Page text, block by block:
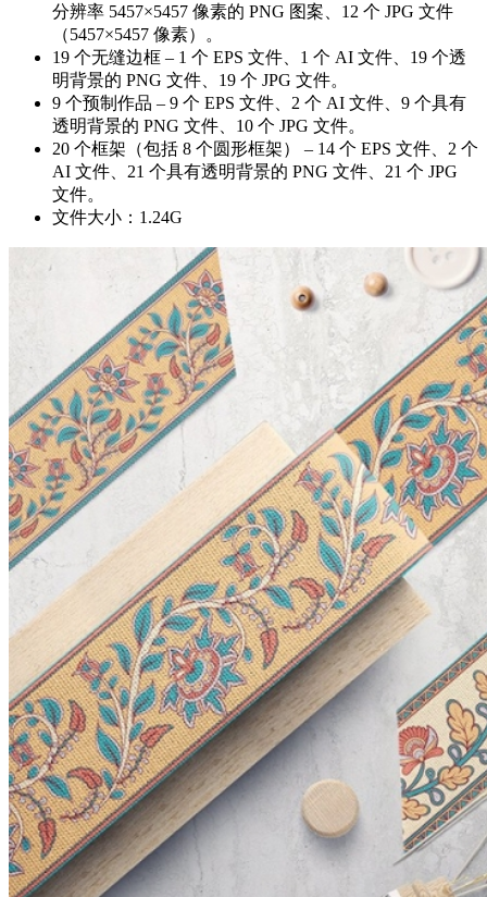
分辨率 5457×5457 像素的 PNG 图案、12 个 JPG 文件
（5457×5457 像素）。
19 个无缝边框 – 1 个 EPS 文件、1 个 AI 文件、19 个透
明背景的 PNG 文件、19 个 JPG 文件。
9 个预制作品 – 9 个 EPS 文件、2 个 AI 文件、9 个具有
透明背景的 PNG 文件、10 个 JPG 文件。
20 个框架（包括 8 个圆形框架） – 14 个 EPS 文件、2 个
AI 文件、21 个具有透明背景的 PNG 文件、21 个 JPG
文件。
文件大小：1.24G